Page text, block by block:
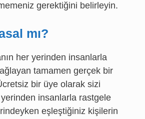
gerektiğini belirleyin.
mı?
her yerinden insanlarla
tamamen gerçek bir
bir üye olarak sizi
insanlarla rastgele
eşleştiğiniz kişilerin